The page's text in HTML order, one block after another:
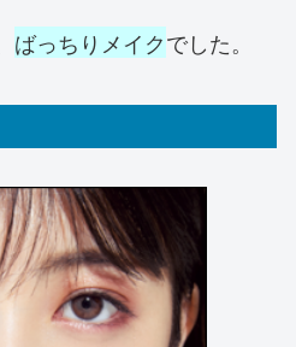
ばっちりメイクでした。